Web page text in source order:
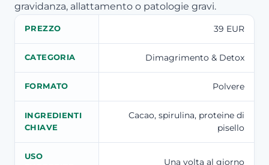
gravidanza, allattamento o patologie gravi.
PREZZO 39 EUR
CATEGORIA Dimagrimento & Detox
FORMATO Polvere
INGREDIENTI
CHIAVE
Cacao, spirulina, proteine di
pisello
USO
Una volta al giorno